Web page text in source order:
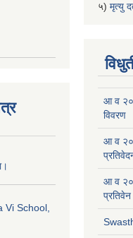
Vi School,
५) मृत्यु
आ व
विवरण
आ व
आ व
प्रतिवेन